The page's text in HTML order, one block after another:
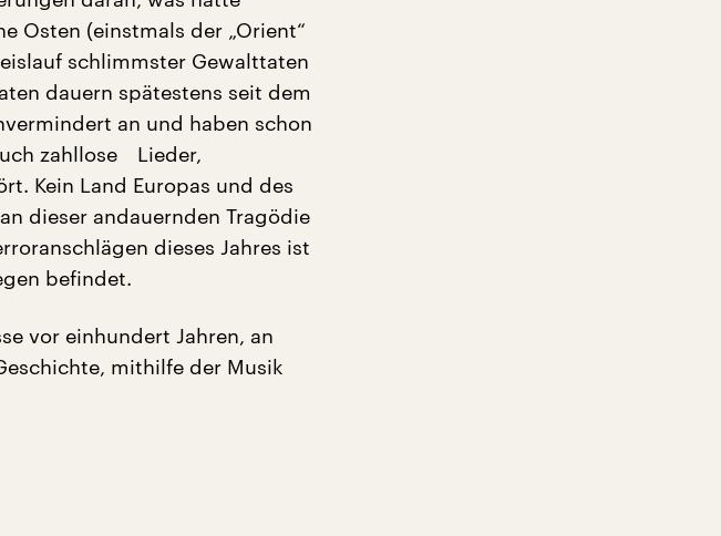
Osten (einstmals der „Orient“
schlimmster Gewalttaten
dauern spätestens seit dem
an und haben schon
zahllose Lieder,
Kein Land Europas und des
dieser andauernden Tragödie
dieses Jahres ist
befindet.
vor einhundert Jahren, an
mithilfe der Musik